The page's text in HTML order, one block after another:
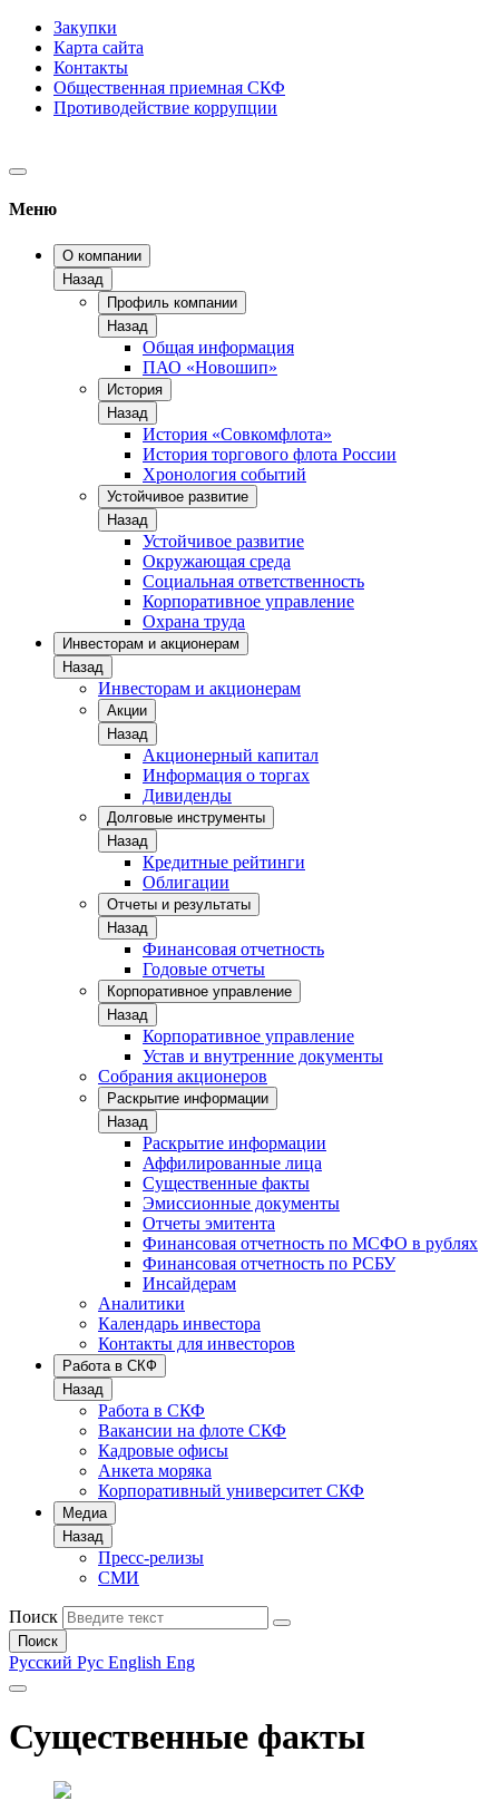
Закупки
Карта сайта
Контакты
Общественная приемная СКФ
Противодействие коррупции
Меню
О компании
Назад
Профиль компании
Назад
Общая информация
ПАО «Новошип»
История
Назад
История «Совкомфлота»
История торгового флота России
Хронология событий
Устойчивое развитие
Назад
Устойчивое развитие
Окружающая среда
Социальная ответственность
Корпоративное управление
Охрана труда
Инвесторам и акционерам
Назад
Инвесторам и акционерам
Акции
Назад
Акционерный капитал
Информация о торгах
Дивиденды
Долговые инструменты
Назад
Кредитные рейтинги
Облигации
Отчеты и результаты
Назад
Финансовая отчетность
Годовые отчеты
Корпоративное управление
Назад
Корпоративное управление
Устав и внутренние документы
Собрания акционеров
Раскрытие информации
Назад
Раскрытие информации
Аффилированные лица
Существенные факты
Эмиссионные документы
Отчеты эмитента
Финансовая отчетность по МСФО в рублях
Финансовая отчетность по РСБУ
Инсайдерам
Аналитики
Календарь инвестора
Контакты для инвесторов
Работа в СКФ
Назад
Работа в СКФ
Вакансии на флоте СКФ
Кадровые офисы
Анкета моряка
Корпоративный университет СКФ
Медиа
Назад
Пресс-релизы
СМИ
Поиск
Поиск
Русский Рус English Eng
Существенные факты